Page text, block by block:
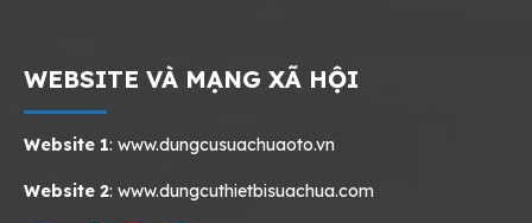
WEBSITE VÀ MẠNG XÃ HỘI
Website 1: www.dungcusuachuaoto.vn
Website 2: www.dungcuthietbisuachua.com